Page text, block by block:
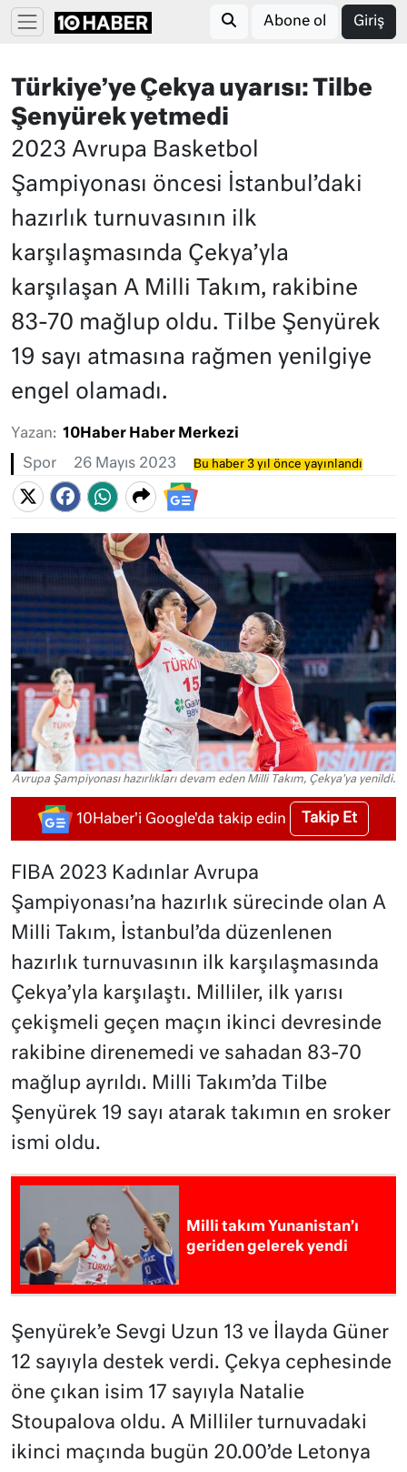
Abone ol Giriş
Türkiye’ye Çekya uyarısı: Tilbe
Şenyürek yetmedi
2023 Avrupa Basketbol
Şampiyonası öncesi İstanbul’daki
hazırlık turnuvasının ilk
karşılaşmasında Çekya’yla
karşılaşan A Milli Takım, rakibine
83-70 mağlup oldu. Tilbe Şenyürek
19 sayı atmasına rağmen yenilgiye
engel olamadı.
Yazan: 10Haber Haber Merkezi
Spor 26 Mayıs 2023 Bu haber 3 yıl önce yayınlandı
Avrupa Şampiyonası hazırlıkları devam eden Milli Takım, Çekya'ya yenildi.
10Haber'i Google'da takip edin Takip Et
FIBA 2023 Kadınlar Avrupa
Şampiyonası’na hazırlık sürecinde olan A
Milli Takım, İstanbul’da düzenlenen
hazırlık turnuvasının ilk karşılaşmasında
Çekya’yla karşılaştı. Milliler, ilk yarısı
çekişmeli geçen maçın ikinci devresinde
rakibine direnemedi ve sahadan 83-70
mağlup ayrıldı. Milli Takım’da Tilbe
Şenyürek 19 sayı atarak takımın en sroker
ismi oldu.
Milli takım Yunanistan’ı
geriden gelerek yendi
Şenyürek’e Sevgi Uzun 13 ve İlayda Güner
12 sayıyla destek verdi. Çekya cephesinde
öne çıkan isim 17 sayıyla Natalie
Stoupalova oldu. A Milliler turnuvadaki
ikinci maçında bugün 20.00’de Letonya